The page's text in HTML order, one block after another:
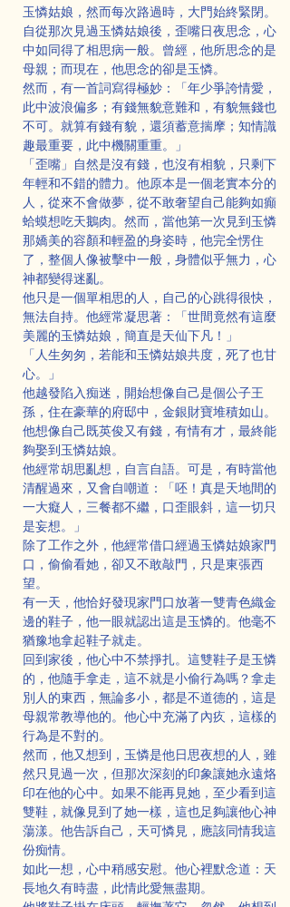
玉憐姑娘，然而每次路過時，大門始終緊閉。
自從那次見過玉憐姑娘後，歪嘴日夜思念，心
中如同得了相思病一般。曾經，他所思念的是
母親；而現在，他思念的卻是玉憐。
然而，有一首詞寫得極妙：「年少爭誇情愛，
此中波浪偏多；有錢無貌意難和，有貌無錢也
不可。就算有錢有貌，還須蓄意揣摩；知情識
趣最重要，此中機關重重。」
「歪嘴」自然是沒有錢，也沒有相貌，只剩下
年輕和不錯的體力。他原本是一個老實本分的
人，從來不會做夢，從不敢奢望自己能夠如癲
蛤蟆想吃天鵝肉。然而，當他第一次見到玉憐
那嬌美的容顏和輕盈的身姿時，他完全愣住
了，整個人像被擊中一般，身體似乎無力，心
神都變得迷亂。
他只是一個單相思的人，自己的心跳得很快，
無法自持。他經常凝思著：「世間竟然有這麼
美麗的玉憐姑娘，簡直是天仙下凡！」
「人生匆匆，若能和玉憐姑娘共度，死了也甘
心。」
他越發陷入痴迷，開始想像自己是個公子王
孫，住在豪華的府邸中，金銀財寶堆積如山。
他想像自己既英俊又有錢，有情有才，最終能
夠娶到玉憐姑娘。
他經常胡思亂想，自言自語。可是，有時當他
清醒過來，又會自嘲道：「呸！真是天地間的
一大癡人，三餐都不繼，口歪眼斜，這一切只
是妄想。」
除了工作之外，他經常借口經過玉憐姑娘家門
口，偷偷看她，卻又不敢敲門，只是東張西
望。
有一天，他恰好發現家門口放著一雙青色織金
邊的鞋子，他一眼就認出這是玉憐的。他毫不
猶豫地拿起鞋子就走。
回到家後，他心中不禁掙扎。這雙鞋子是玉憐
的，他隨手拿走，這不就是小偷行為嗎？拿走
別人的東西，無論多小，都是不道德的，這是
母親常教導他的。他心中充滿了內疚，這樣的
行為是不對的。
然而，他又想到，玉憐是他日思夜想的人，雖
然只見過一次，但那次深刻的印象讓她永遠烙
印在他的心中。如果不能再見她，至少看到這
雙鞋，就像見到了她一樣，這也足夠讓他心神
蕩漾。他告訴自己，天可憐見，應該同情我這
份痴情。
如此一想，心中稍感安慰。他心裡默念道：天
長地久有時盡，此情此愛無盡期。